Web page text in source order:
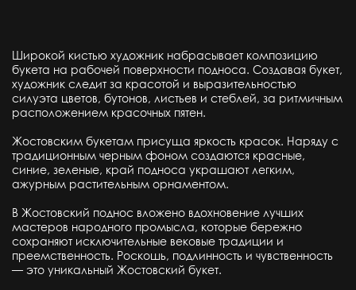
Широкой кистью художник набрасывает композицию
букета на рабочей поверхности подноса. Создавая букет,
художник следит за красотой и выразительностью
силуэта цветов, бутонов, листьев и стеблей, за ритмичным
расположением красочных пятен.
Жостовским букетам присуща яркость красок. Наряду с
традиционным черным фоном создаются красные,
синие, зеленые, край подноса украшают легким,
ажурным растительным орнаментом.
В Жостовский поднос вложено вдохновение лучших
мастеров народного промысла, которые бережно
сохраняют исключительные вековые традиции и
преемственность. Роскошь, подлинность и чувственность
— это уникальный Жостовский букет.